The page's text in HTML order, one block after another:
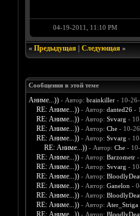
04-19-2011, 11:10 PM
« Предыдущая| Следующая»
Сообщения в этой теме
Аниме...)) - Автор: brainkiller- 10-26-
RE: Аниме...)) - Автор: danted26-
RE: Аниме...)) - Автор: Svvarg -
RE: Аниме...)) - Автор: Che- 10-
RE: Аниме...)) - Автор: Svvarg -
RE: Аниме...)) - Автор: Che- 10-
RE: Аниме...)) - Автор: Barzometr-
RE: Аниме...)) - Автор: Svvarg -
RE: Аниме...)) - Автор:
RE: Аниме...)) - Автор: Ganelon -
RE: Аниме...)) - Автор:
RE: Аниме...)) - Автор: Ater_Striga
RE: Аниме...)) - Автор: